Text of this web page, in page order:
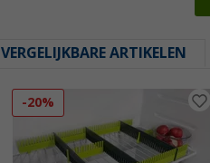
VERGELIJKBARE ARTIKELEN
-20%